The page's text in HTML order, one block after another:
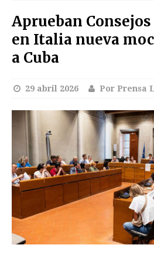
Aprueban
en Italia nueva
a Cuba
29 abril 2026 Por Prensa